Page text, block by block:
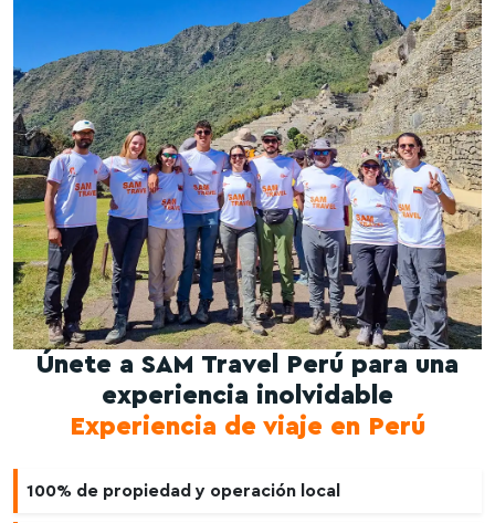
Únete a SAM Travel Perú para una
experiencia inolvidable
Experiencia de viaje en Perú
100% de propiedad y operación local